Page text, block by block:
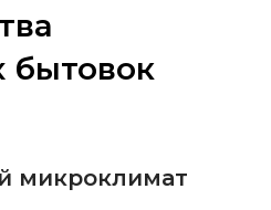
бытовок
микроклимат